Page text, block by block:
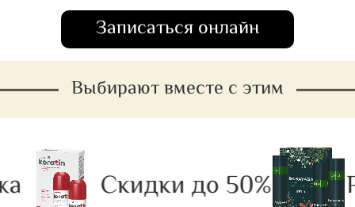
Записаться онлайн
Выбирают вместе с этим
Скидки до 50%